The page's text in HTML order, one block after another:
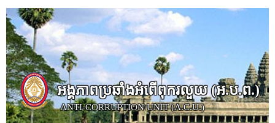
អង្គភាពប្រឆាំងអំពើពុករលួយ​ (អ.ប.ព.)
ANTI-CORRUPTION UNIT (A.C.U.)